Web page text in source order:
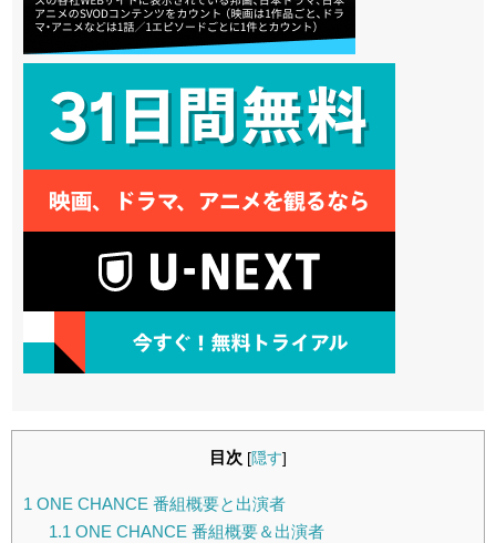
目次 [隠す]
1 ONE CHANCE 番組概要と出演者
1.1 ONE CHANCE 番組概要＆出演者